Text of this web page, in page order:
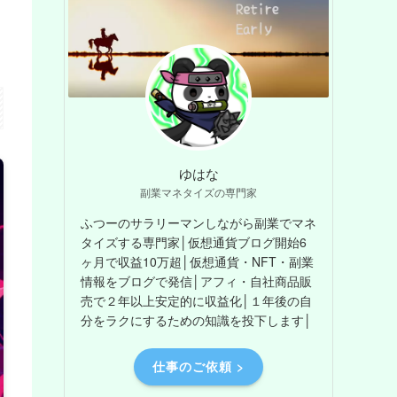
ゆはな
副業マネタイズの専門家
ふつーのサラリーマンしながら副業でマネ
タイズする専門家│仮想通貨ブログ開始6
ヶ月で収益10万超│仮想通貨・NFT・副業
情報をブログで発信│アフィ・自社商品販
売で２年以上安定的に収益化│１年後の自
分をラクにするための知識を投下します│
仕事のご依頼 >